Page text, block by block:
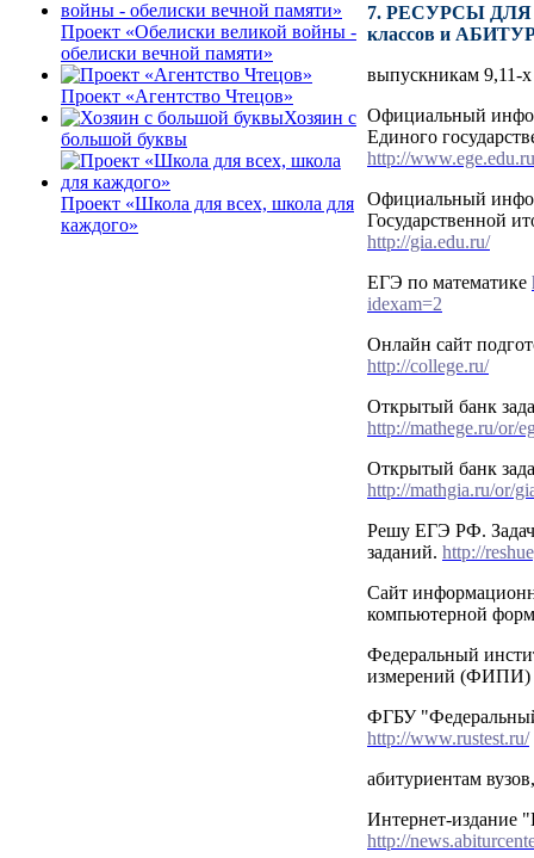
Проект «Обелиски великой войны -
обелиски вечной памяти»
Проект «Агентство Чтецов»
Хозяин с
большой буквы
Проект «Школа для всех, школа для
каждого»
7. РЕСУРСЫ
классов и
выпускникам 9,11-х
Официальный
Единого
http://
Официальный
Государственной
http://gia.edu.ru/
ЕГЭ по математике
idexam=2
Онлайн сайт
http://college.ru/
Открытый банк
http://mathege.ru/or/
Открытый банк
http://mathgia.ru/or/
Решу ЕГЭ РФ.
заданий. http://
Сайт
компьютерной
Федеральный
измерений (ФИПИ)
ФГБУ
http://www.rustest.ru/
абитуриентам
Интернет-издание
http://